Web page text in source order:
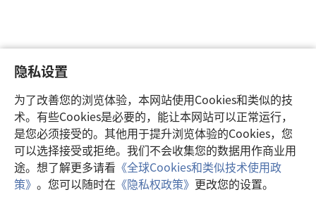
隐私设置
为了改善您的浏览体验，本网站使用Cookies和类似的技
术。有些Cookies是必要的，能让本网站可以正常运行，
是您必须接受的。其他用于提升浏览体验的Cookies，您
可以选择接受或拒绝。我们不会收集您的数据用作商业用
途。想了解更多请看 《全球Cookies和类似技术使用政
策》 。您可以随时在 《隐私权政策》 更改您的设置。